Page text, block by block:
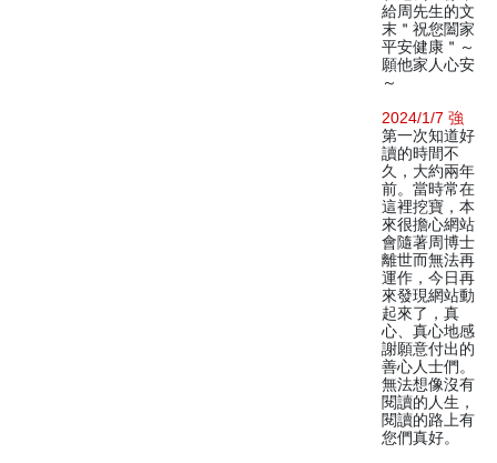
給周先生的文
末＂祝您闔家
平安健康＂～
願他家人心安
～
2024/1/7 強
第一次知道好
讀的時間不
久，大約兩年
前。當時常在
這裡挖寶，本
來很擔心網站
會隨著周博士
離世而無法再
運作，今日再
來發現網站動
起來了，真
心、真心地感
謝願意付出的
善心人士們。
無法想像沒有
閱讀的人生，
閱讀的路上有
您們真好。